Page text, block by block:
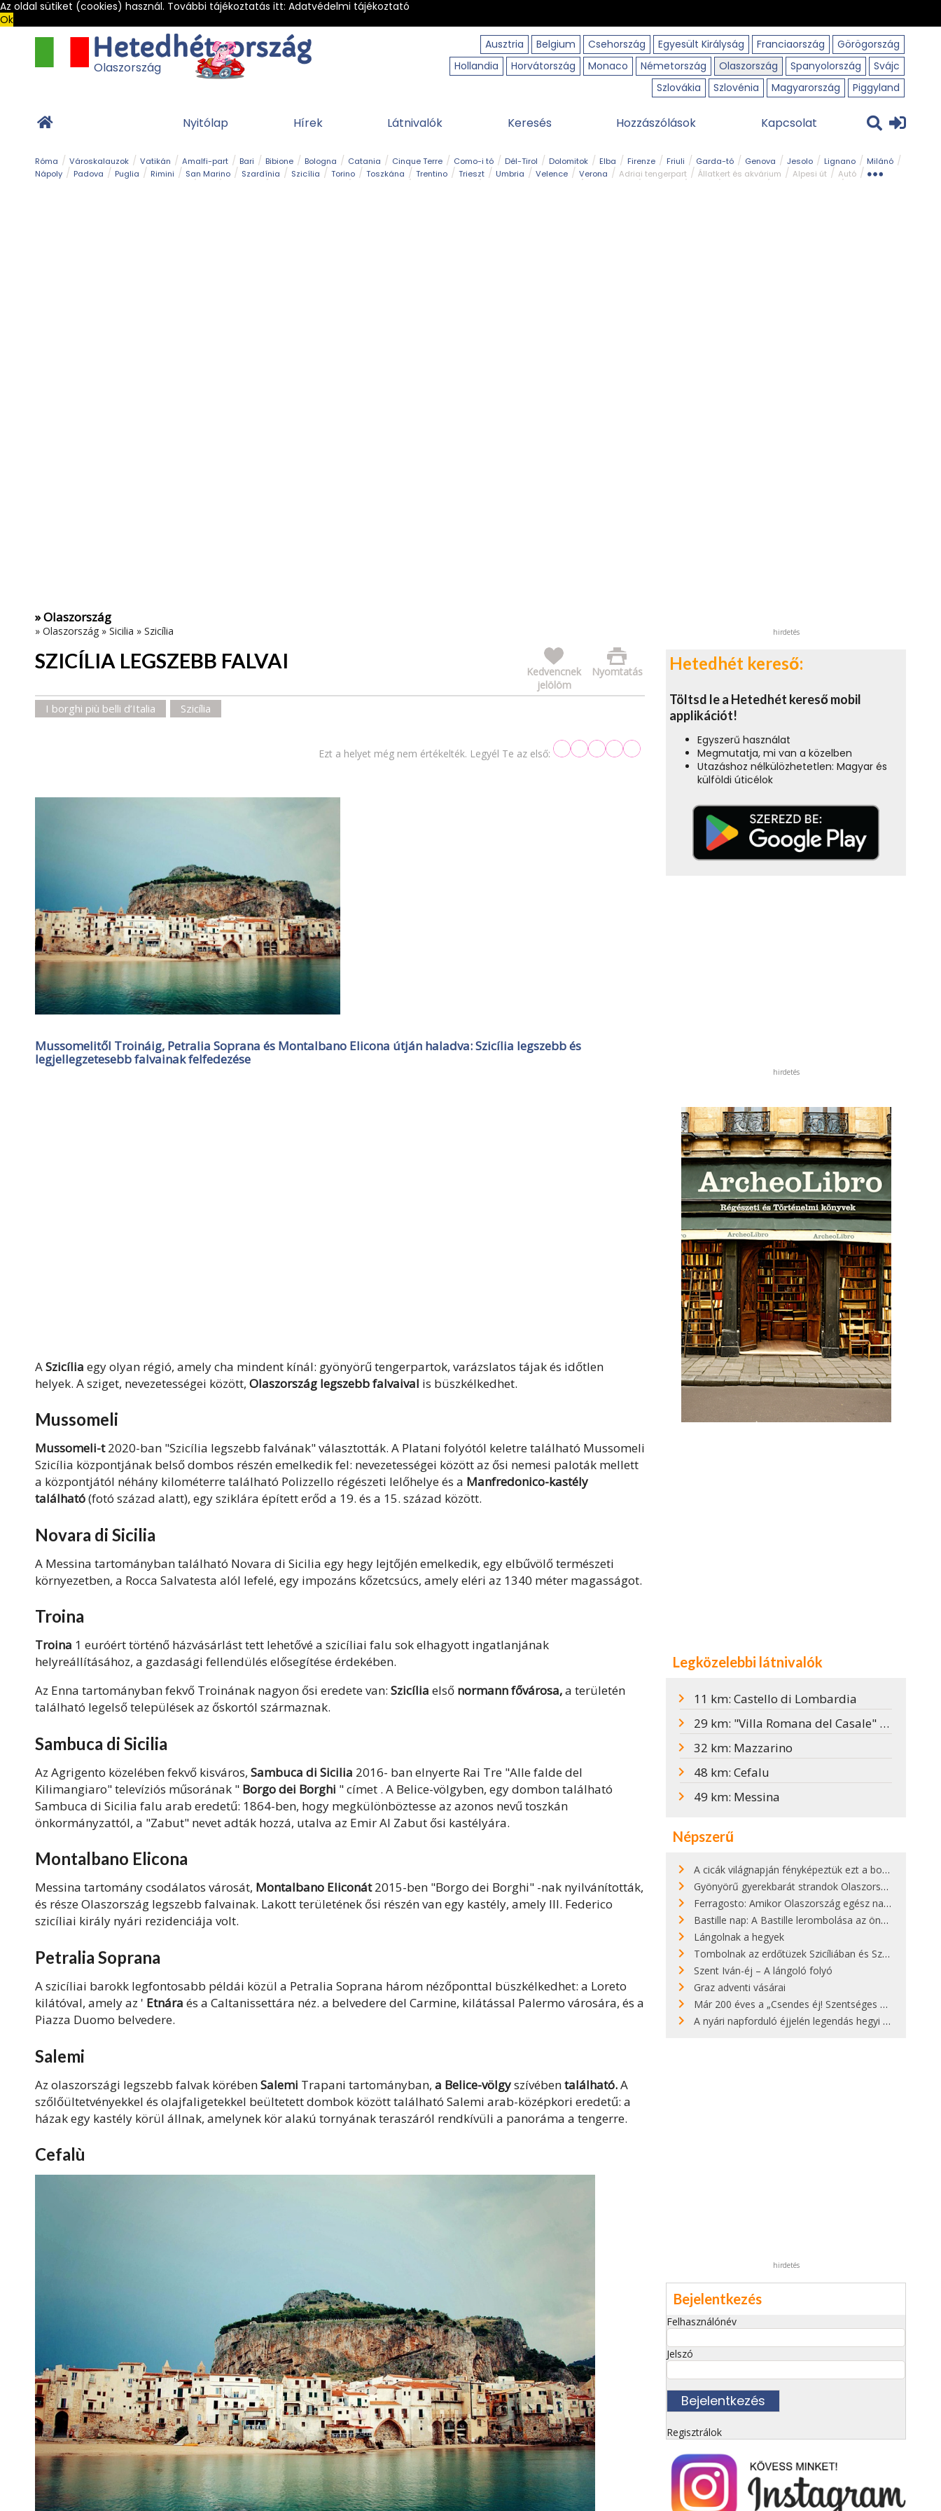
Az oldal sütiket (cookies) használ. További tájékoztatás itt: Adatvédelmi tájékoztató
Ok
Ausztria
Belgium Csehország Egyesült Királyság Franciaország
Görögország
Hollandia
Horvátország Monaco Németország Olaszország Spanyolország
Svájc
Szlovákia
Szlovénia Magyarország Piggyland
Olaszország
Nyitólap Hírek Látnivalók Keresés Hozzászólások Kapcsolat
Róma Városkalauzok Vatikán Amalfi-part Bari Bibione Bologna Catania Cinque Terre Como-i tó Dél-Tirol Dolomitok Elba Firenze Friuli Garda-tó Genova Jesolo Lignano
Milánó
Nápoly
Padova Puglia Rimini San Marino Szardínia Szicília Torino Toszkána Trentino Trieszt Umbria Velence Verona Adriai tengerpart Állatkert és akvárium Alpesi út
Autó
» Olaszország
» Olaszország » Sicilia » Szicília
SZICÍLIA LEGSZEBB FALVAI Nyomtatás
Kedvencnek
jelölöm
I borghi più belli d’Italia Szicília
Ezt a helyet még nem értékelték. Legyél Te az első:
Mussomelitől Troináig, Petralia Soprana és Montalbano Elicona útján haladva: Szicília legszebb és
legjellegzetesebb falvainak felfedezése
ASzicília egy olyan régió, amely cha mindent kínál: gyönyörű tengerpartok, varázslatos tájak és időtlen
helyek. A sziget, nevezetességei között, Olaszország legszebb falvaival is büszkélkedhet.
Mussomeli
Mussomeli-t2020-ban "Szicília legszebb falvának" választották. A Platani folyótól keletre található Mussomeli
Szicília központjának belső dombos részén emelkedik fel: nevezetességei között az ősi nemesi paloták mellett
a központjától néhány kilométerre található Polizzello régészeti lelőhelye és a Manfredonico-kastély
található(fotó század alatt), egy sziklára épített erőd a 19. és a 15. század között.
Novara di Sicilia
A Messina tartományban található Novara di Sicilia egy hegy lejtőjén emelkedik, egy elbűvölő természeti
környezetben, a Rocca Salvatesta alól lefelé, egy impozáns kőzetcsúcs, amely eléri az 1340 méter magasságot.
Troina
Troina 1 euróért történő házvásárlást tett lehetővé a szicíliai falu sok elhagyott ingatlanjának
helyreállításához, a gazdasági fellendülés elősegítése érdekében.
Az Enna tartományban fekvő Troinának nagyon ősi eredete van: Szicília első normann fővárosa,a területén
található legelső települések az őskortól származnak.
Sambuca di Sicilia
Az Agrigento közelében fekvő kisváros, Sambuca di Sicilia 2016- ban elnyerte Rai Tre "Alle falde del
Kilimangiaro" televíziós műsorának " Borgo dei Borghi " címet . A Belice-völgyben, egy dombon található
Sambuca di Sicilia falu arab eredetű: 1864-ben, hogy megkülönböztesse az azonos nevű toszkán
önkormányzattól, a "Zabut" nevet adták hozzá, utalva az Emir Al Zabut ősi kastélyára.
Montalbano Elicona
Messina tartomány csodálatos városát, Montalbano Eliconát2015-ben "Borgo dei Borghi" -nak nyilvánították,
és része Olaszország legszebb falvainak. Lakott területének ősi részén van egy kastély, amely III. Federico
szicíliai király nyári rezidenciája volt.
Petralia Soprana
A szicíliai barokk legfontosabb példái közül a Petralia Soprana három nézőponttal büszkélkedhet: a Loreto
kilátóval, amely az ' Etnára és a Caltanissettára néz. a belvedere del Carmine, kilátással Palermo városára, és a
Piazza Duomo belvedere.
Salemi
Az olaszországi legszebb falvak körébenSalemi Trapani tartományban, a Belice-völgyszívébentalálható.A
szőlőültetvényekkel és olajfaligetekkel beültetett dombok között található Salemi arab-középkori eredetű: a
házak egy kastély körül állnak, amelynek kör alakú tornyának teraszáról rendkívüli a panoráma a tengerre.
Cefalù
hirdetés
Hetedhét kereső:
Töltsd le a Hetedhét kereső mobil
applikációt!
Egyszerű használat
Megmutatja, mi van a közelben
Utazáshoz nélkülözhetetlen: Magyar és
külföldi úticélok
hirdetés
Legközelebbi látnivalók
11 km: Castello di Lombardia
29 km: "Villa Romana del Casale" római villa
32 km: Mazzarino
48 km: Cefalu
49 km: Messina
Népszerű
A cicák világnapján fényképeztük ezt a bokor alatt hűsölő cicát Kisorosziban
Gyönyörű gyerekbarát strandok Olaszországban - megmutatjuk a 15 legjobbat
Ferragosto: Amikor Olaszország egész nap nyaral
Bastille nap: A Bastille lerombolása az önkényuralom végét jelentette
Lángolnak a hegyek
Tombolnak az erdőtüzek Szicíliában és Szardínián
Szent Iván-éj – A lángoló folyó
Graz adventi vásárai
Már 200 éves a „Csendes éj! Szentséges éj!”
A nyári napforduló éjjelén legendás hegyi tüzek világítják meg Zugspitzét
hirdetés
Bejelentkezés
Felhasználónév
Jelszó
Regisztrálok